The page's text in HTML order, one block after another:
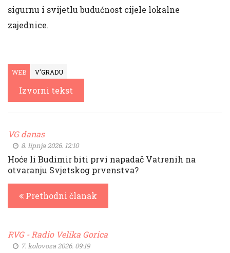
sigurnu i svijetlu budućnost cijele lokalne
zajednice.
WEB V'GRADU
Izvorni tekst
VG danas
8. lipnja 2026. 12:10
Hoće li Budimir biti prvi napadač Vatrenih na
otvaranju Svjetskog prvenstva?
Prethodni članak
RVG - Radio Velika Gorica
7. kolovoza 2026. 09:19